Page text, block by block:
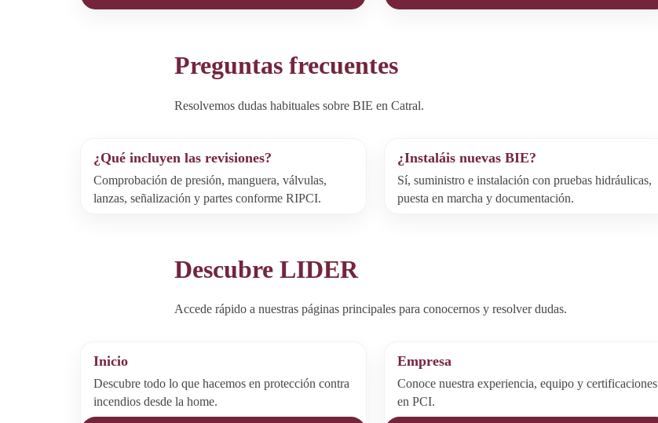
Preguntas frecuentes
Resolvemos dudas habituales sobre BIE en Catral.
¿Qué incluyen las revisiones?
Comprobación de presión, manguera, válvulas,
lanzas, señalización y partes conforme RIPCI.
¿Instaláis nuevas BIE?
Sí, suministro e instalación con pruebas hidráulicas,
puesta en marcha y documentación.
Descubre LIDER
Accede rápido a nuestras páginas principales para conocernos y resolver dudas.
Inicio
Descubre todo lo que hacemos en protección contra
incendios desde la home.
Empresa
Conoce nuestra experiencia, equipo y certificaciones
en PCI.